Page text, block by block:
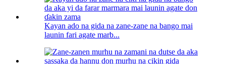
Kayan ado na gida na zane-zane na bango mai
launin fari agate marb...